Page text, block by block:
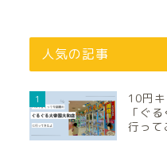
人気の記事
1
10円
「ぐ
行って